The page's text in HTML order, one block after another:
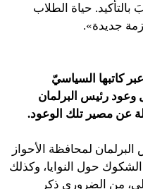
حياة الطلاب
جديدة».
كاتبها السياسيّ
وعود رئيس البرلمان
عن مصير تلك الوعود.
لمحافظة الأحواز
حول النوايا، وكذلك
من الضروري ذكر